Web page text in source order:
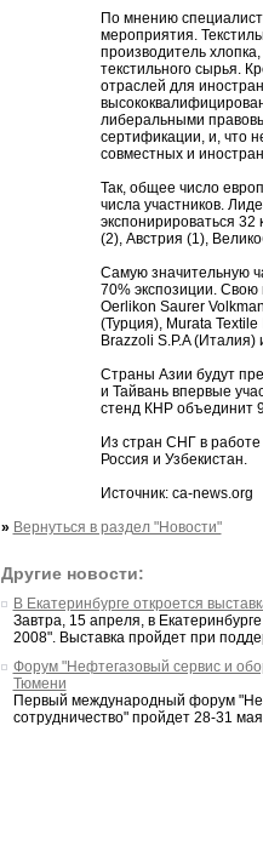
По мнению
мероприятия.
производитель
текстильного сырья.
отраслей для
либеральными
сертификации, и, что
совместных и
Так, общее число
числа участников.
экспонирироваться
(2), Австрия (1),
Самую значительную
70% экспозиции. Свою
Oerlikon Saurer
(Турция), Murata
Brazzoli S.P.A (Италия)
Страны Азии будут
и Тайвань впервые
стенд КНР объединит
Из стран СНГ в
Россия и Узбекистан.
Источник: ca-news.org
» Вернуться в раздел "Новости"
Другие новости:
В Екатеринбурге откроется
Завтра, 15 апреля, в
2008". Выставка пройдет при
Форум "Нефтегазовый сервис и
Тюмени
Первый международный форум
сотрудничество" пройдет 28-31